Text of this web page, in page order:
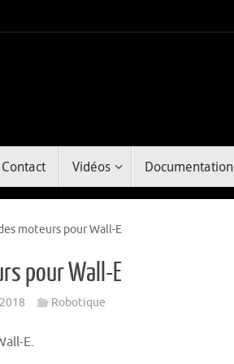
Contact Vidéos Documentation
moteurs pour Wall-E
pour Wall-E
Robotique
E.